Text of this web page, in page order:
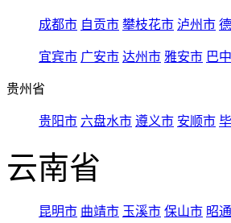
成都市 自贡市 攀枝花市 泸州市
宜宾市 广安市 达州市 雅安市 巴
贵州省
贵阳市 六盘水市 遵义市 安顺市
云南省
昆明市 曲靖市 玉溪市 保山市 昭